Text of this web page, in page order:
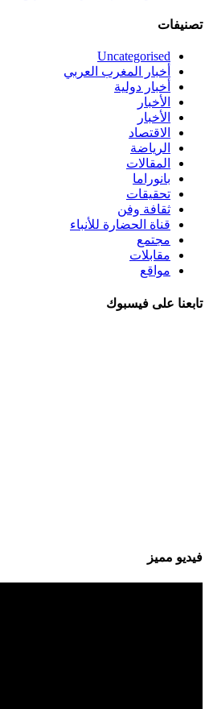
تصنيفات
Uncategorised
أخبار المغرب العربي
أخبار دولية
الأخبار
الأخبار
الاقتصاد
الرياضة
المقالات
بانوراما
تحقيقات
ثقافة وفن
قناة الحضارة للأنباء
مجتمع
مقابلات
مواقع
تابعنا على فيسبوك
فيديو مميز